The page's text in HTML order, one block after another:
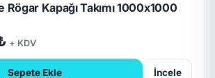
Kapağı Takımı 1000x1000
+ KDV
Sepete Ekle İncele